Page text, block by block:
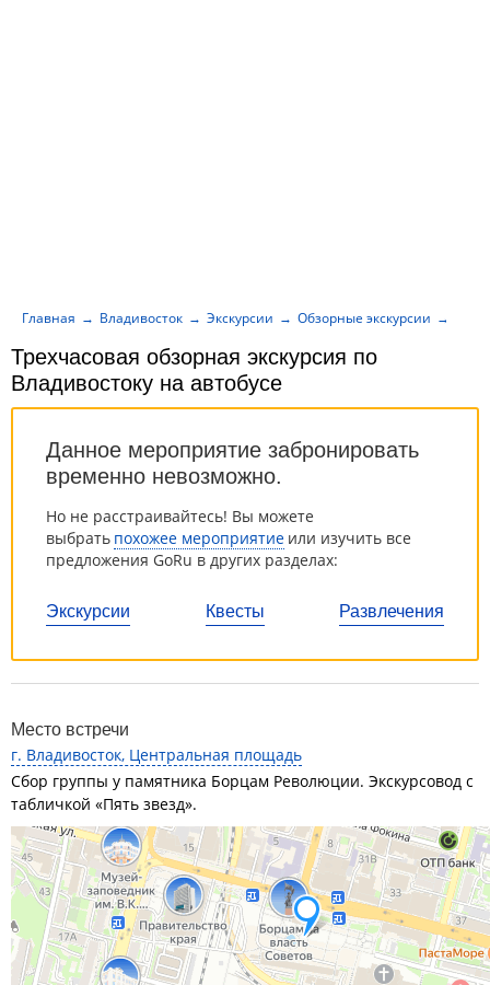
Данное мероприятие забронировать
временно невозможно.
Но не расстраивайтесь! Вы можете
выбрать похожее мероприятие или изучить все
предложения GoRu в других разделах:
Экскурсии Квесты Развлечения
Трехчасовая обзорная экскурсия по
Владивостоку на автобусе
Главная Владивосток Экскурсии Обзорные экскурсии
Место встречи
г. Владивосток, Центральная площадь
Сбор группы у памятника Борцам Революции. Экскурсовод с
табличкой «Пять звезд».